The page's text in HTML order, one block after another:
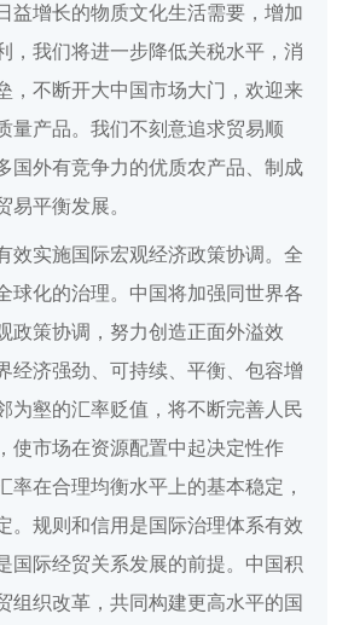
益增长的物质文化生活需要，增加
，我们将进一步降低关税水平，消
，不断开大中国市场大门，欢迎来
量产品。我们不刻意追求贸易顺
国外有竞争力的优质农产品、制成
易平衡发展。
效实施国际宏观经济政策协调。全
球化的治理。中国将加强同世界各
政策协调，努力创造正面外溢效
经济强劲、可持续、平衡、包容增
为壑的汇率贬值，将不断完善人民
使市场在资源配置中起决定性作
率在合理均衡水平上的基本稳定，
。规则和信用是国际治理体系有效
国际经贸关系发展的前提。中国积
组织改革，共同构建更高水平的国